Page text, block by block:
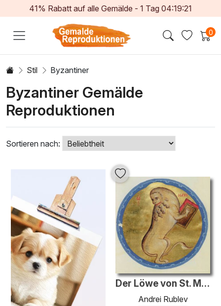
41% Rabatt auf alle Gemälde - 1 Tag 04:19:19
0
Stil Byzantiner
Byzantiner Gemälde
Reproduktionen
Sortieren nach:
Der Löwe von St. Marc
Andrei Rublev